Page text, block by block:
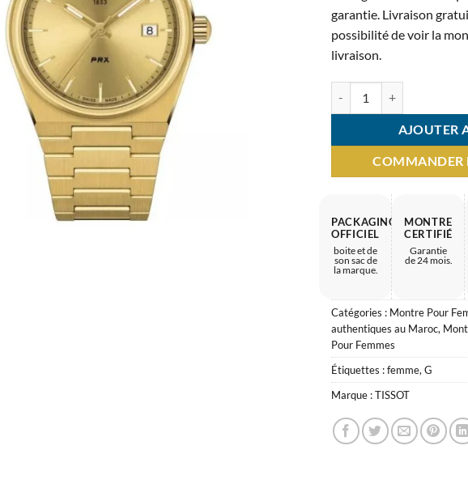
garantie. Livraison
possibilité de voir la
livraison.
AJOUTER
PACKAGING
OFFICIEL
boite et de
son sac de
la marque.
MONTRE
CERTIFIÉ
Garantie
de 24 mois.
Catégories : Montre Pour
authentiques au Maroc,
Pour Femmes
Étiquettes :femme,G
Marque :TISSOT